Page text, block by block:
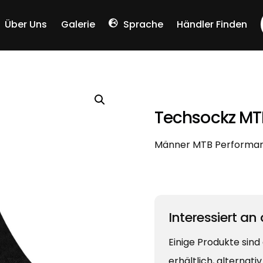
Über Uns Galerie Sprache Händler Finden
Techsockz
Männer MTB
Interessiert an
Einige Produkte